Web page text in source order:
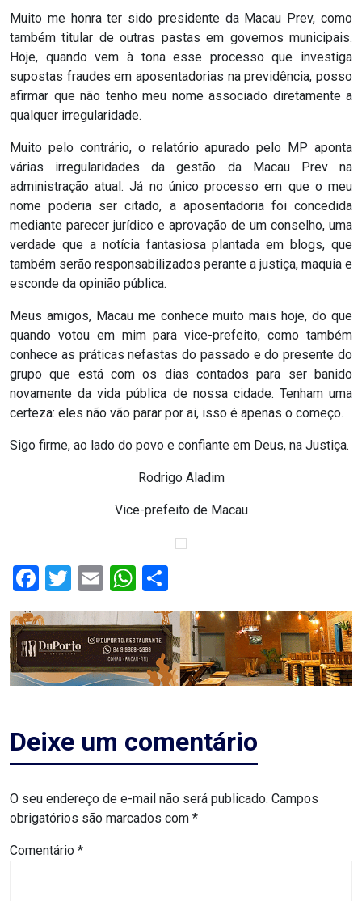
CÂMARA
DE
GUAMARÉ
DE
MACAU
CÂMARA
DE
NATAL
CÂMARA
FEDERAL
CÂMARA
MUNICIPAL
DE
CAPACITAÇÃO
CARNAUBAIS
CARNAVAL
DE
Muito me honra ter sido presidente da Macau Prev, como
também titular de outras pastas em governos municipais.
Hoje, quando vem à tona esse processo que investiga
supostas fraudes em aposentadorias na previdência, posso
afirmar que não tenho meu nome associado diretamente a
qualquer irregularidade.
Muito pelo contrário, o relatório apurado pelo MP aponta
várias irregularidades da gestão da Macau Prev na
administração atual. Já no único processo em que o meu
nome poderia ser citado, a aposentadoria foi concedida
mediante parecer jurídico e aprovação de um conselho, uma
verdade que a notícia fantasiosa plantada em blogs, que
também serão responsabilizados perante a justiça, maquia e
esconde da opinião pública.
Meus amigos, Macau me conhece muito mais hoje, do que
quando votou em mim para vice-prefeito, como também
conhece as práticas nefastas do passado e do presente do
grupo que está com os dias contados para ser banido
novamente da vida pública de nossa cidade. Tenham uma
certeza: eles não vão parar por ai, isso é apenas o começo.
Sigo firme, ao lado do povo e confiante em Deus, na Justiça.
Rodrigo Aladim
Vice-prefeito de Macau
Facebook
Twitter
EmailWhatsApp
Deixe um comentário
O seu endereço de e-mail não será publicado. Campos
obrigatórios são marcados com *
Comentário *